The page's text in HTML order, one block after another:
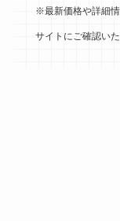
※最新価格や詳細
サイトにご確認い